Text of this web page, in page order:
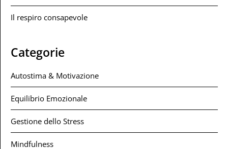
Il respiro consapevole
Categorie
Autostima & Motivazione
Equilibrio Emozionale
Gestione dello Stress
Mindfulness